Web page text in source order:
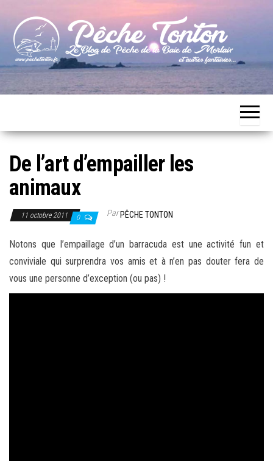
content
Pêche
Le blog
de
Baie de
De l’art d’empailler les
animaux
11 octobre 2011 0 ParPÊCHE TONTON
Notons que l’empaillage d’un barracuda est une activité fun et
conviviale qui surprendra vos amis et à n’en pas douter fera de
vous une personne d’exception (ou pas) !